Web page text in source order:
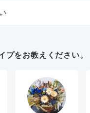
プをお教えください。